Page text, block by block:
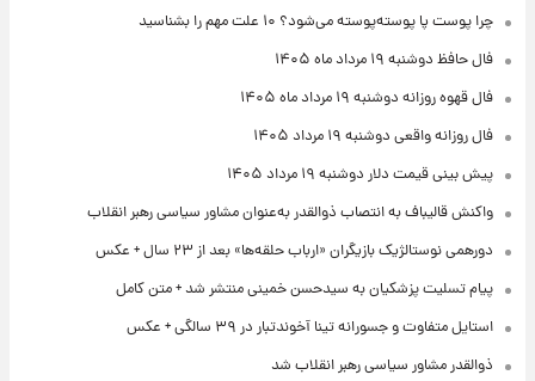
چرا پوست پا پوسته‌پوسته می‌شود؟ ۱۰ علت مهم را بشناسید
فال حافظ دوشنبه ۱۹ مرداد ماه ۱۴۰۵
فال قهوه روزانه دوشنبه ۱۹ مرداد ماه ۱۴۰۵
فال روزانه واقعی دوشنبه ۱۹ مرداد ۱۴۰۵
پیش‌ بینی قیمت دلار دوشنبه ۱۹ مرداد ۱۴۰۵
واکنش قالیباف به انتصاب ذوالقدر به‌عنوان مشاور سیاسی رهبر انقلاب
دورهمی نوستالژیک بازیگران «ارباب حلقه‌ها» بعد از ۲۳ سال + عکس
پیام تسلیت پزشکیان به سیدحسن خمینی منتشر شد + متن کامل
استایل متفاوت و جسورانه تینا آخوندتبار در ۳۹ سالگی + عکس
ذوالقدر مشاور سیاسی رهبر انقلاب شد